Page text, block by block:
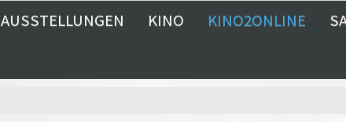
AUSSTELLUNGEN KINO KINO2ONLINE